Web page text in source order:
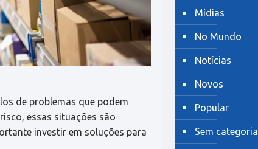
de problemas que podem
essas situações são
investir em soluções para
Mídias
No Mundo
Notícias
Novos
Popular
Sem categoria